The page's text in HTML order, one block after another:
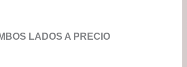
LADOS A PRECIO